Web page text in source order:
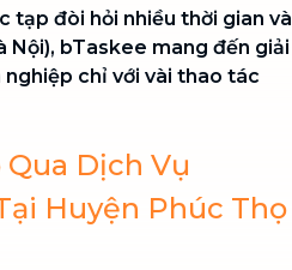
tạp đòi hỏi nhiều thời gian và
Nội), bTaskee mang đến giải
chỉ với vài thao tác
Dịch Vụ
Huyện Phúc Thọ